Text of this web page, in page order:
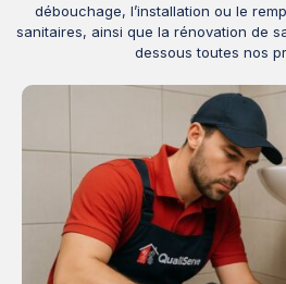
débouchage, l’installation ou le
sanitaires, ainsi que la rénovation de
dessous toutes nos